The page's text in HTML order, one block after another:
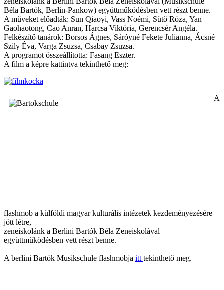
Béla Bartók, Berlin-Pankow) együttműködésben vett részt benne.
A műveket előadták: Sun Qiaoyi, Vass Noémi, Sütő Róza, Yan
Gaohaotong, Cao Anran, Harcsa Viktória, Gerencsér Angéla.
Felkészítő tanárok: Borsos Ágnes, Sáróyné Fekete Julianna, Ácsné
Szily Éva, Varga Zsuzsa, Csabay Zsuzsa.
A programot összeállította: Fasang Eszter.
A film a képre kattintva tekinthető meg:
A
flashmob a külföldi magyar kulturális intézetek kezdeményezésére
jött létre,
zeneiskolánk a Berlini Bartók Béla Zeneiskolával
együttműködésben vett részt benne.
A berlini Bartók Musikschule flashmobja itt tekinthető meg.